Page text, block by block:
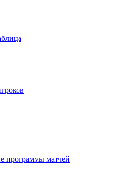
программы матчей